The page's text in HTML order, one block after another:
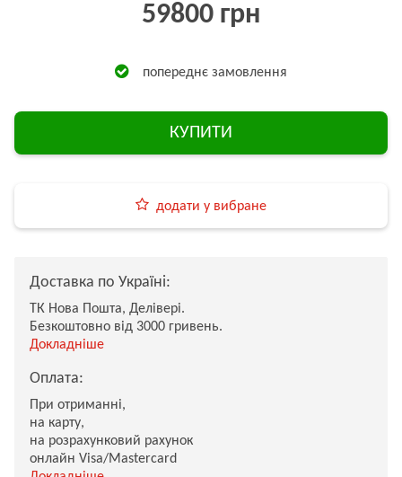
59800 грн
попереднє замовлення
КУПИТИ
додати у вибране
Доставка по Україні:
ТК Нова Пошта, Делівері.
Безкоштовно від 3000 гривень.
Докладніше
Оплата:
При отриманні,
на карту,
на розрахунковий рахунок
онлайн Visa/Mastercard